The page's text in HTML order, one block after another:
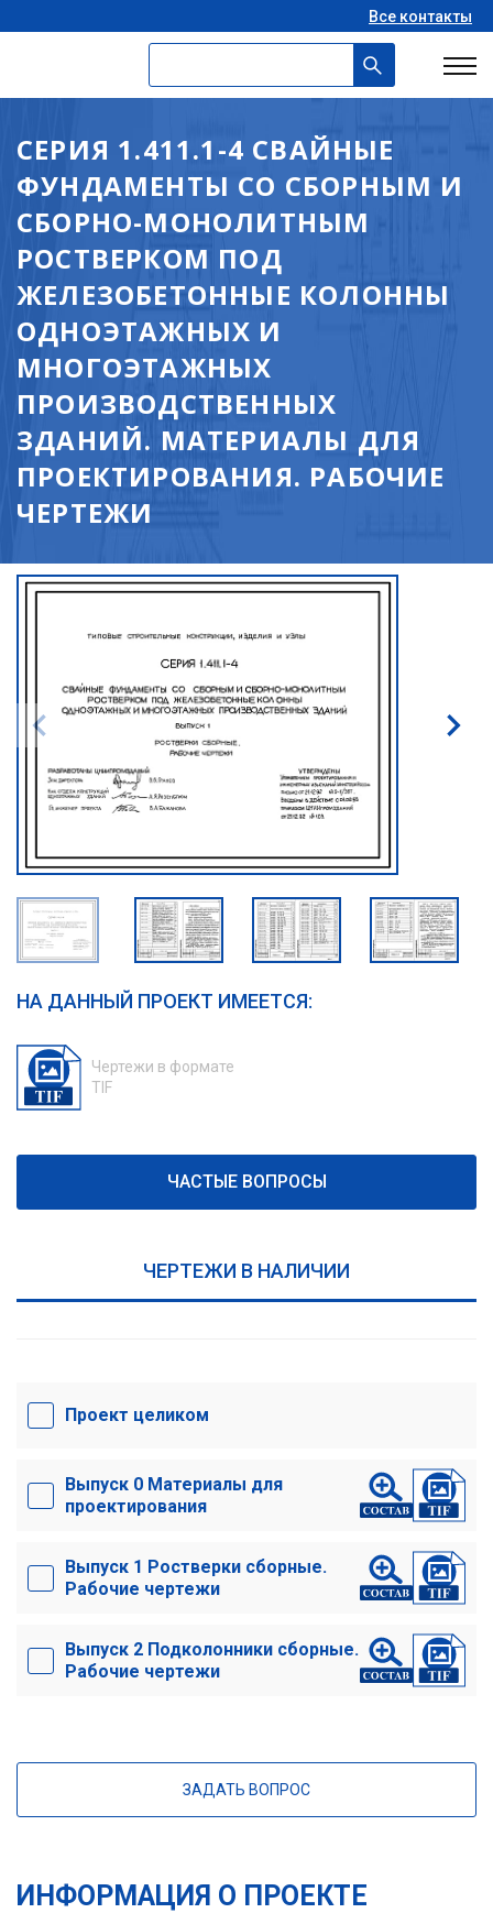
Все контакты
СЕРИЯ 1.411.1-4 СВАЙНЫЕ
ФУНДАМЕНТЫ СО СБОРНЫМ И
СБОРНО-МОНОЛИТНЫМ
РОСТВЕРКОМ ПОД
ЖЕЛЕЗОБЕТОННЫЕ КОЛОННЫ
ОДНОЭТАЖНЫХ И
МНОГОЭТАЖНЫХ
ПРОИЗВОДСТВЕННЫХ
ЗДАНИЙ. МАТЕРИАЛЫ ДЛЯ
ПРОЕКТИРОВАНИЯ. РАБОЧИЕ
ЧЕРТЕЖИ
НА ДАННЫЙ ПРОЕКТ ИМЕЕТСЯ:
Чертежи в формате
TIF
ЧАСТЫЕ ВОПРОСЫ
ЧЕРТЕЖИ В НАЛИЧИИ
Проект целиком
Выпуск 0 Материалы для
проектирования
Выпуск 1 Ростверки сборные.
Рабочие чертежи
Выпуск 2 Подколонники сборные.
Рабочие чертежи
ЗАДАТЬ ВОПРОС
ИНФОРМАЦИЯ О ПРОЕКТЕ